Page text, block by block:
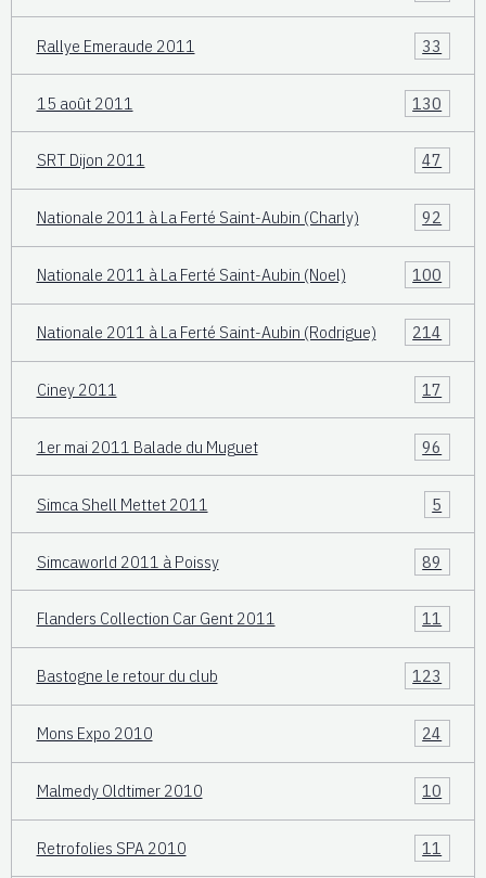
Rallye Emeraude 2011 33
15 août 2011 130
SRT Dijon 2011 47
Nationale 2011 à La Ferté Saint-Aubin (Charly) 92
Nationale 2011 à La Ferté Saint-Aubin (Noel) 100
Nationale 2011 à La Ferté Saint-Aubin (Rodrigue) 214
Ciney 2011 17
1er mai 2011 Balade du Muguet 96
Simca Shell Mettet 2011 5
Simcaworld 2011 à Poissy 89
Flanders Collection Car Gent 2011 11
Bastogne le retour du club 123
Mons Expo 2010 24
Malmedy Oldtimer 2010 10
Retrofolies SPA 2010 11